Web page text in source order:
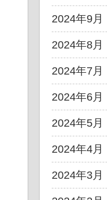
2024年9月
2024年8月
2024年7月
2024年6月
2024年5月
2024年4月
2024年3月